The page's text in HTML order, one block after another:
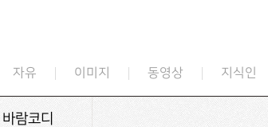
자유 이미지 동영상 지식인
바람코디